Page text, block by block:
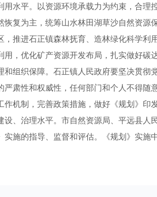
用水平。以资源环境承载力为约束，合
恢复为主，统筹山水林田湖草沙自然资
，推进石正镇森林抚育、造林绿化科学
用，优化矿产资源开发布局，扎实做好
和组织保障。石正镇人民政府要坚决贯彻
严肃性和权威性，任何部门和个人不得
作机制，完善政策措施，做好《规划》
设、治理水平。市自然资源局、平远县
实施的指导、监督和评估。《规划》实